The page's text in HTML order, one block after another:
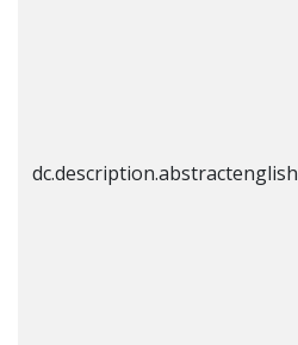
dc.description.abstractenglish